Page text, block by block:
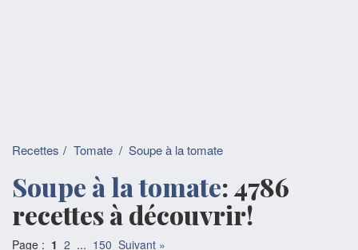
Recettes Tomate / Soupe à la tomate
Soupe à la tomate: 4786
recettes à découvrir!
Page : 1 2 ... 150 Suivant »